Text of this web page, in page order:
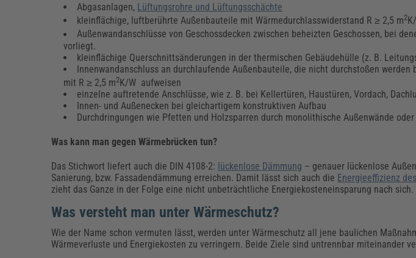
Abgasanlagen, Lüftungsrohre und Lüftungsschächte
kleinflächige, luftberührte Außenbauteile mit Wärmedurchlasswiderstand R ≥ 2,5 m2
Außenwandanschlüsse von Geschossdecken zwischen beheizten Geschossen, bei
vorliegt.
kleinflächige Querschnittsänderungen in der thermischen Gebäudehülle (z. B.
Innenwandanschluss an durchlaufende Außenbauteile, die nicht durchstoßen werden
mit R ≥ 2,5 m2K/W aufweisen
einzelne auftretende Anschlüsse, wie z. B. bei Kellertüren, Haustüren, Vordach,
Innen- und Außenecken bei gleichartigem konstruktiven Aufbau
Durchdringungen wie Pfetten und Holzsparren durch monolithische Außenwände oder
Was kann man gegen Wärmebrücken tun?
Das Stichwort liefert auch die DIN 4108-2: lückenlose Dämmung – genauer lückenlose
Sanierung, bzw. Fassadendämmung erreichen. Damit lässt sich auch die Energieeffizienz
zieht das Ganze in der Folge eine nicht unbeträchtliche Energiekosteneinsparung nach sich.
Was versteht man unter Wärmeschutz?
Wie der Name schon vermuten lässt, werden unter Wärmeschutz all jene baulichen
Wärmeverluste und Energiekosten zu verringern. Beide Ziele sind untrennbar miteinander